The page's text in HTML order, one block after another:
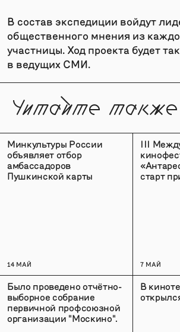
В состав экспедиции войдут
общественного мнения из
участницы. Ход проекта будет
в ведущих СМИ.
Читайте также
Минкультуры России
объявляет отбор
амбассадоров
Пушкинской карты
14 МАЙ
III
старт
7 МАЙ
Было проведено отчётно-
выборное собрание
первичной профсоюзной
организации "Москино".
В